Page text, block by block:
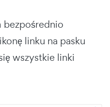
bezpośrednio
linku na pasku
wszystkie linki